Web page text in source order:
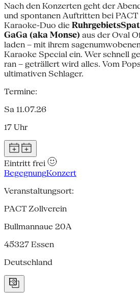
Nach den Konzerten geht der
und spontanen Auftritten bei
Karaoke-Duo die
GaGa (aka Monse) aus der Oval
laden – mit ihrem
Karaoke Special ein. Wer schnell
ran – geträllert wird alles. Vom
ultimativen Schlager.
Termine:
Sa 11.07.26
17 Uhr
Eintritt frei
BegegnungKonzert
Veranstaltungsort:
PACT Zollverein
Bullmannaue 20A
45327 Essen
Deutschland